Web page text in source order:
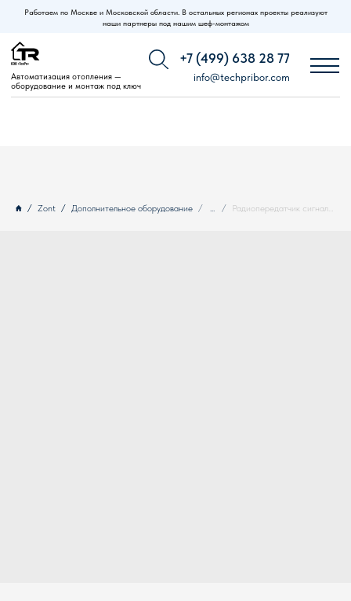
Работаем по Москве и Московской области. В остальных регионах проекты реализуют
наши партнеры под нашим шеф-монтажом
info@techpribor.com
Автоматизация отопления —
оборудование и монтаж под ключ
Zont Дополнительное оборудование ... Радиопередатчик сигнала замыкания/размыкания ZONT МЛ-714, 868 МГц